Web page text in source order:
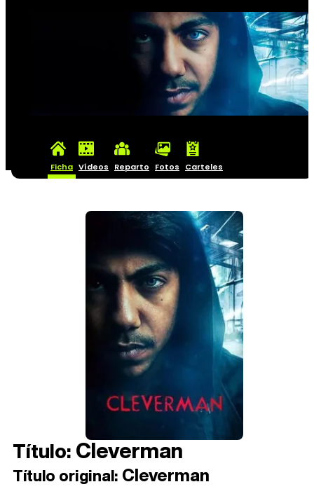
Ficha Vídeos Reparto Fotos Carteles
Título:Cleverman
Título original: Cleverman